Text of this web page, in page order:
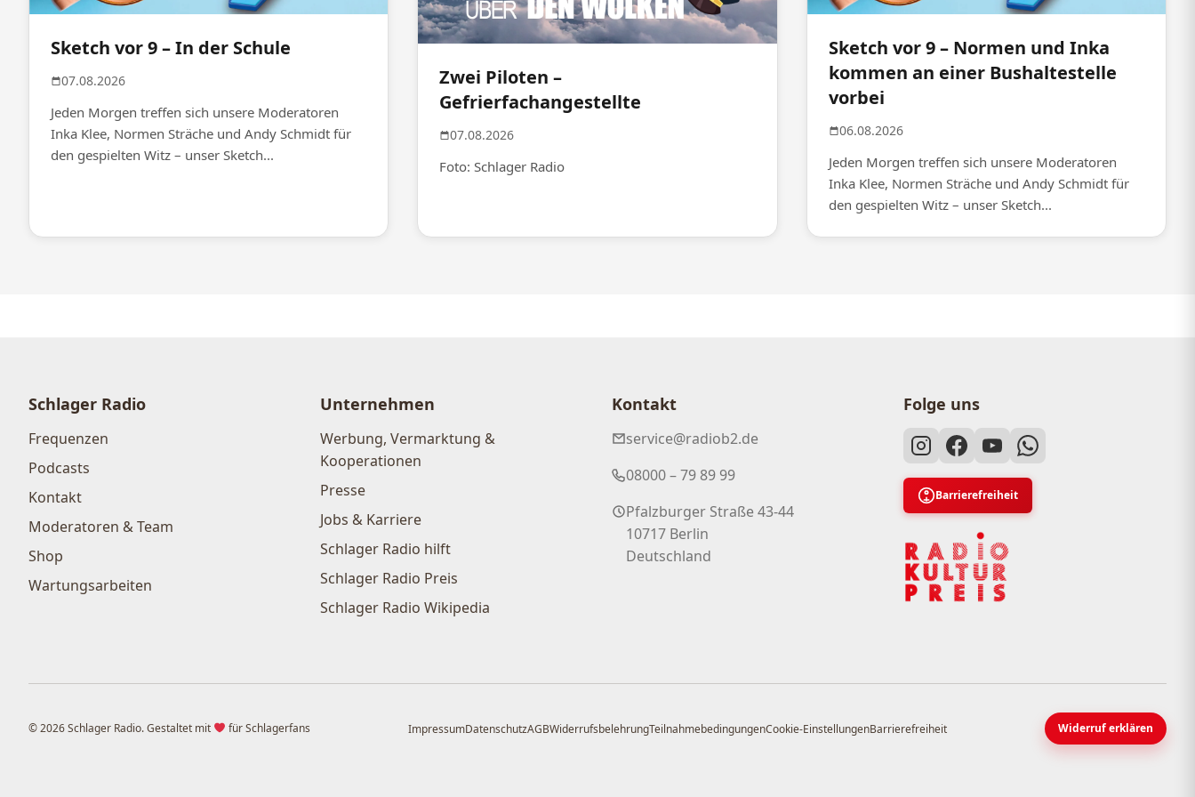
Sketch vor 9 – In der Schule
07.08.2026
Jeden Morgen treffen sich unsere Moderatoren
Inka Klee, Normen Sträche und Andy Schmidt für
den gespielten Witz – unser Sketch...
Zwei Piloten –
Gefrierfachangestellte
07.08.2026
Foto: Schlager Radio
Sketch vor 9 – Normen und Inka
kommen an einer Bushaltestelle
vorbei
06.08.2026
Jeden Morgen treffen sich unsere Moderatoren
Inka Klee, Normen Sträche und Andy Schmidt für
den gespielten Witz – unser Sketch...
Schlager Radio
Frequenzen
Podcasts
Kontakt
Moderatoren & Team
Shop
Wartungsarbeiten
Unternehmen
Werbung, Vermarktung &
Kooperationen
Presse
Jobs & Karriere
Schlager Radio hilft
Schlager Radio Preis
Schlager Radio Wikipedia
Kontakt
service@radiob2.de
08000 – 79 89 99
Pfalzburger Straße 43-44
10717 Berlin
Deutschland
Folge uns
Barrierefreiheit
© 2026 Schlager Radio. Gestaltet mit für Schlagerfans ImpressumDatenschutzAGBWiderrufsbelehrungTeilnahmebedingungenCookie-EinstellungenBarrierefreiheit Widerruf erklären